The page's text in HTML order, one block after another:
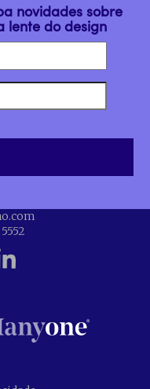
novidades sobre
lente do design